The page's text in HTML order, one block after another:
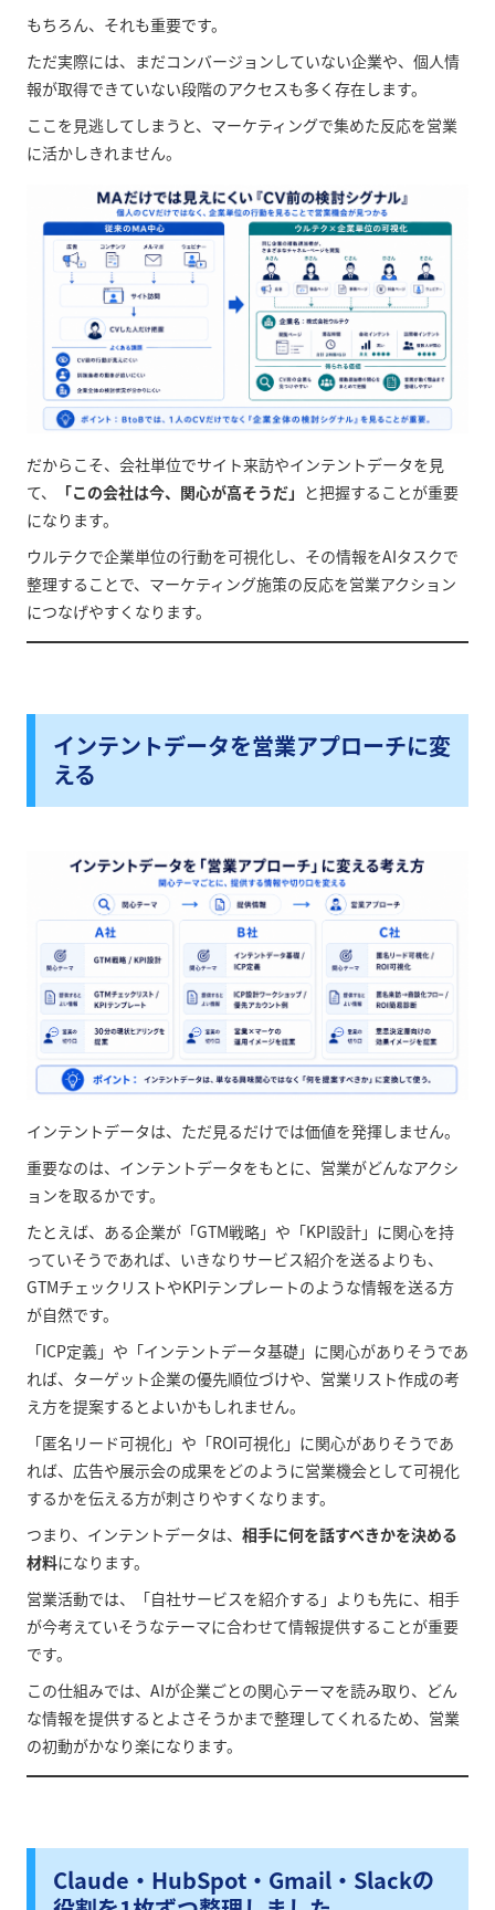
もちろん、それも重要です。
ただ実際には、まだコンバージョンしていない企業や、個人情
報が取得できていない段階のアクセスも多く存在します。
ここを見逃してしまうと、マーケティングで集めた反応を営業
に活かしきれません。
だからこそ、会社単位でサイト来訪やインテントデータを見
て、
「この会社は今、関心が高そうだ」 と把握することが重要
になります。
ウルテクで企業単位の行動を可視化し、その情報をAIタスクで
整理することで、マーケティング施策の反応を営業アクション
につなげやすくなります。
インテントデータを営業アプローチに変
える
インテントデータは、ただ見るだけでは価値を発揮しません。
重要なのは、インテントデータをもとに、営業がどんなアクシ
ョンを取るかです。
たとえば、ある企業が「GTM戦略」や「KPI設計」に関心を持
っていそうであれば、いきなりサービス紹介を送るよりも、
GTMチェックリストやKPIテンプレートのような情報を送る方
が自然です。
「ICP定義」や「インテントデータ基礎」に関心がありそうであ
れば、ターゲット企業の優先順位づけや、営業リスト作成の考
え方を提案するとよいかもしれません。
「匿名リード可視化」や「ROI可視化」に関心がありそうであ
れば、広告や展示会の成果をどのように営業機会として可視化
するかを伝える方が刺さりやすくなります。
つまり、インテントデータは、 相手に何を話すべきかを決める
材料になります。
営業活動では、「自社サービスを紹介する」よりも先に、相手
が今考えていそうなテーマに合わせて情報提供することが重要
です。
この仕組みでは、AIが企業ごとの関心テーマを読み取り、どん
な情報を提供するとよさそうかまで整理してくれるため、営業
の初動がかなり楽になります。
Claude・HubSpot・Gmail・Slackの